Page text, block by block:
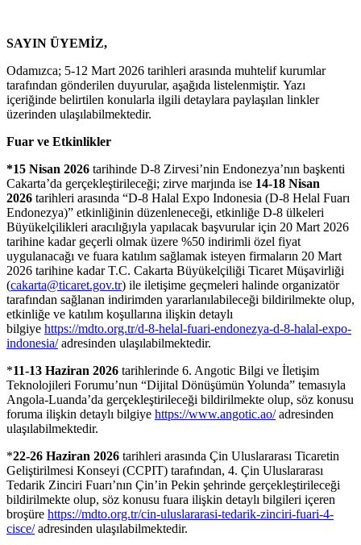
SAYIN ÜYEMİZ,
Odamızca; 5-12 Mart 2026 tarihleri arasında muhtelif kurumlar
tarafından gönderilen duyurular, aşağıda listelenmiştir. Yazı
içeriğinde belirtilen konularla ilgili detaylara paylaşılan linkler
üzerinden ulaşılabilmektedir.
Fuar ve Etkinlikler
*15 Nisan 2026 tarihinde D-8 Zirvesi’nin Endonezya’nın başkenti
Cakarta’da gerçekleştirileceği; zirve marjında ise 14-18 Nisan
2026 tarihleri arasında “D-8 Halal Expo Indonesia (D-8 Helal Fuarı
Endonezya)” etkinliğinin düzenleneceği, etkinliğe D-8 ülkeleri
Büyükelçilikleri aracılığıyla yapılacak başvurular için 20 Mart 2026
tarihine kadar geçerli olmak üzere %50 indirimli özel fiyat
uygulanacağı ve fuara katılım sağlamak isteyen firmaların 20 Mart
2026 tarihine kadar T.C. Cakarta Büyükelçiliği Ticaret Müşavirliği
(cakarta@ticaret.gov.tr) ile iletişime geçmeleri halinde organizatör
tarafından sağlanan indirimden yararlanılabileceği bildirilmekte olup,
etkinliğe ve katılım koşullarına ilişkin detaylı
bilgiye https://mdto.org.tr/d-8-helal-fuari-endonezya-d-8-halal-expo-
indonesia/adresinden ulaşılabilmektedir.
*11-13 Haziran 2026 tarihlerinde 6. Angotic Bilgi ve İletişim
Teknolojileri Forumu’nun “Dijital Dönüşümün Yolunda” temasıyla
Angola-Luanda’da gerçekleştirileceği bildirilmekte olup, söz konusu
foruma ilişkin detaylı bilgiye https://www.angotic.ao/adresinden
ulaşılabilmektedir.
*22-26 Haziran 2026 tarihleri arasında Çin Uluslararası Ticaretin
Geliştirilmesi Konseyi (CCPIT) tarafından, 4. Çin Uluslararası
Tedarik Zinciri Fuarı’nın Çin’in Pekin şehrinde gerçekleştirileceği
bildirilmekte olup, söz konusu fuara ilişkin detaylı bilgileri içeren
broşüre https://mdto.org.tr/cin-uluslararasi-tedarik-zinciri-fuari-4-
cisce/adresinden ulaşılabilmektedir.